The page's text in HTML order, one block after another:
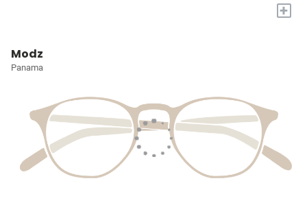
+
Modz
Panama